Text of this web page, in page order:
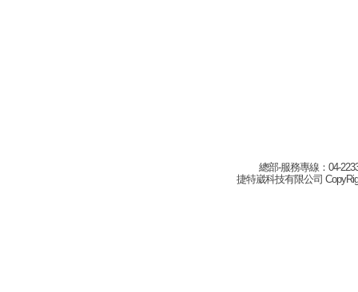
總部-服務專線：04-
捷特崴科技有限公司